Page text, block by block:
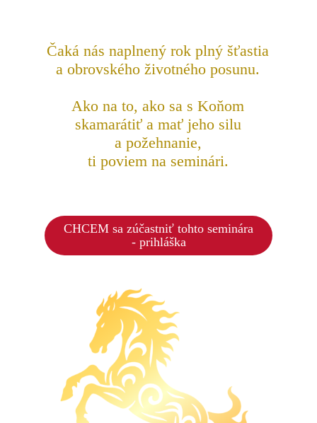
Čaká nás naplnený rok plný šťastia
a obrovského životného posunu.
Ako na to, ako sa s Koňom
skamarátiť a mať jeho silu
a požehnanie,
ti poviem na seminári.
CHCEM sa zúčastniť tohto seminára
- prihláška